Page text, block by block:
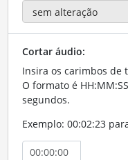
Cortar áudio:
Insira os carimbos de
O formato é
segundos.
Exemplo: 00:02:23